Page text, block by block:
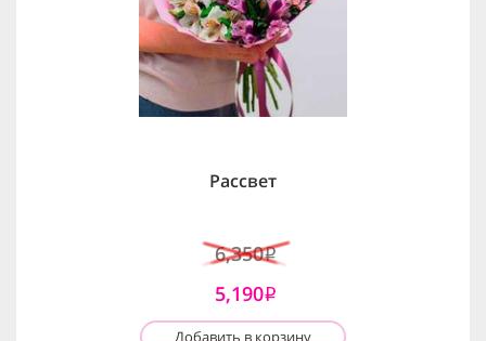
Рассвет
6,350i
5,190i
Добавить в корзину